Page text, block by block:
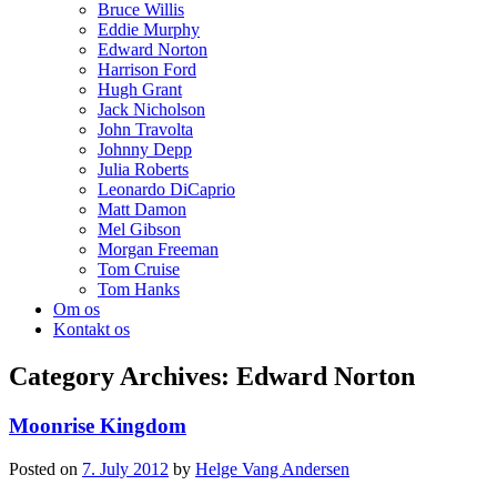
Bruce Willis
Eddie Murphy
Edward Norton
Harrison Ford
Hugh Grant
Jack Nicholson
John Travolta
Johnny Depp
Julia Roberts
Leonardo DiCaprio
Matt Damon
Mel Gibson
Morgan Freeman
Tom Cruise
Tom Hanks
Om os
Kontakt os
Category Archives: Edward Norton
Moonrise Kingdom
Posted on 7. July 2012 by Helge Vang Andersen